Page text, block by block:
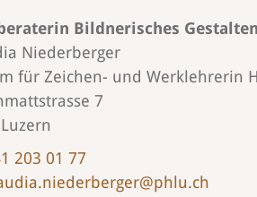
Bildnerisches Gestalten
Niederberger
für Zeichen- und Werklehrerin
7
203 01 77